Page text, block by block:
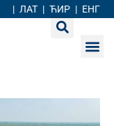
| ЛАТ | ЋИР | ЕНГ